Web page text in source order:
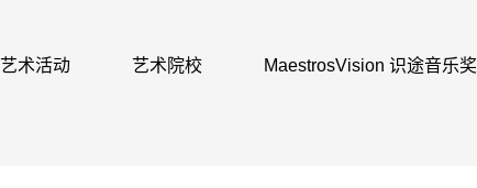
艺术活动 艺术院校 MaestrosVision 识途音乐奖